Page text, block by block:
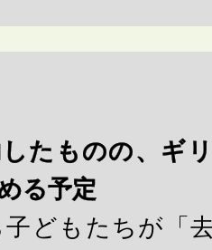
たものの、ギ
る予定
どもたちが「